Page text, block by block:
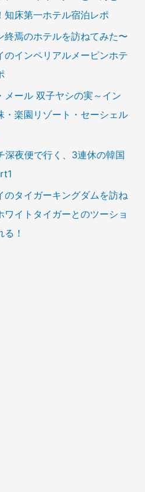
知床第一ホテル宿泊レポ
終焉のホテルを訪ねてみた〜
のインペリアルメーピンホテ
メール 双子ヤシの実～イン
・楽園リゾート・セーシェル
深夜便で行く、3連休の韓国
のタイガーキングダムを訪ね
ワイトタイガーとのツーショ
！